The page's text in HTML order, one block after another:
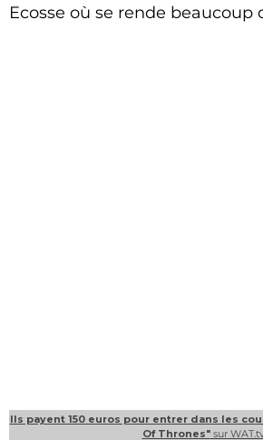
Ecosse où se rende beaucoup
Ils payent 150 euros pour entrer dans les
Of Thrones"sur